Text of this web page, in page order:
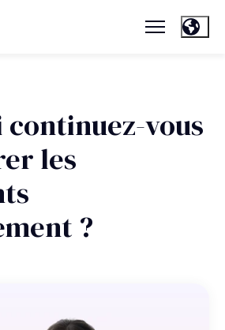
continuez-vous
les
?